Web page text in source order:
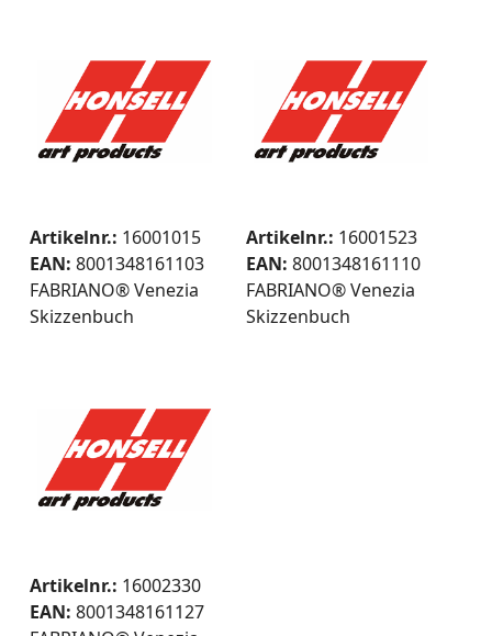
Artikelnr.: 16001015
EAN: 8001348161103
FABRIANO® Venezia
Skizzenbuch
Artikelnr.: 16001523
EAN: 8001348161110
FABRIANO® Venezia
Skizzenbuch
Artikelnr.: 16002330
EAN: 8001348161127